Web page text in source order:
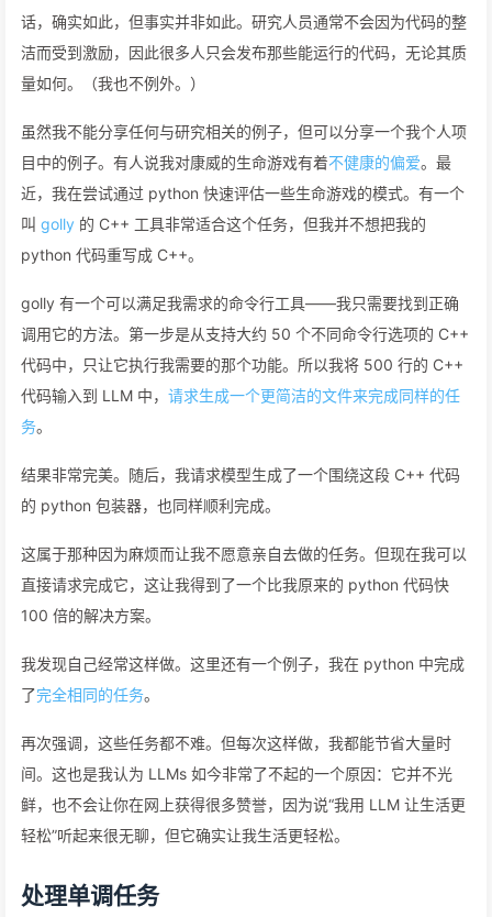
话，确实如此，但事实并非如此。研究人员通常不会因为代码的整
洁而受到激励，因此很多人只会发布那些能运行的代码，无论其质
量如何。（我也不例外。）
虽然我不能分享任何与研究相关的例子，但可以分享一个我个人项
目中的例子。有人说我对康威的生命游戏有着不健康的偏爱。最
近，我在尝试通过 python 快速评估一些生命游戏的模式。有一个
叫 golly 的 C++ 工具非常适合这个任务，但我并不想把我的
python 代码重写成 C++。
golly 有一个可以满足我需求的命令行工具——我只需要找到正确
调用它的方法。第一步是从支持大约 50 个不同命令行选项的 C++
代码中，只让它执行我需要的那个功能。所以我将 500 行的 C++
代码输入到 LLM 中， 请求生成一个更简洁的文件来完成同样的任
务。
结果非常完美。随后，我请求模型生成了一个围绕这段 C++ 代码
的 python 包装器，也同样顺利完成。
这属于那种因为麻烦而让我不愿意亲自去做的任务。但现在我可以
直接请求完成它，这让我得到了一个比我原来的 python 代码快
100 倍的解决方案。
我发现自己经常这样做。这里还有一个例子，我在 python 中完成
了完全相同的任务。
再次强调，这些任务都不难。但每次这样做，我都能节省大量时
间。这也是我认为 LLMs 如今非常了不起的一个原因：它并不光
鲜，也不会让你在网上获得很多赞誉，因为说“我用 LLM 让生活更
轻松”听起来很无聊，但它确实让我生活更轻松。
处理单调任务